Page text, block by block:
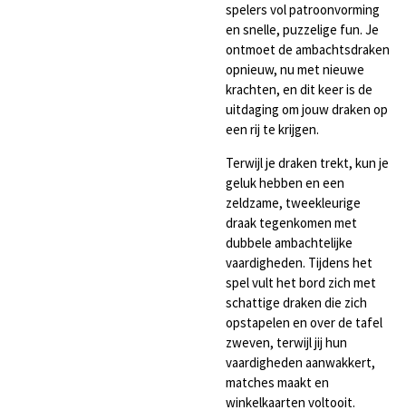
spelers vol patroonvorming
en snelle, puzzelige fun. Je
ontmoet de ambachtsdraken
opnieuw, nu met nieuwe
krachten, en dit keer is de
uitdaging om jouw draken op
een rij te krijgen.
Terwijl je draken trekt, kun je
geluk hebben en een
zeldzame, tweekleurige
draak tegenkomen met
dubbele ambachtelijke
vaardigheden. Tijdens het
spel vult het bord zich met
schattige draken die zich
opstapelen en over de tafel
zweven, terwijl jij hun
vaardigheden aanwakkert,
matches maakt en
winkelkaarten voltooit.